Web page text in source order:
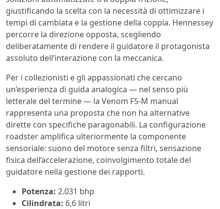
giustificando la scelta con la necessità di ottimizzare i
tempi di cambiata e la gestione della coppia. Hennessey
percorre la direzione opposta, scegliendo
deliberatamente di rendere il guidatore il protagonista
assoluto dell’interazione con la meccanica.
Per i collezionisti e gli appassionati che cercano
un’esperienza di guida analogica — nel senso più
letterale del termine — la Venom F5-M manual
rappresenta una proposta che non ha alternative
dirette con specifiche paragonabili. La configurazione
roadster amplifica ulteriormente la componente
sensoriale: suono del motore senza filtri, sensazione
fisica dell’accelerazione, coinvolgimento totale del
guidatore nella gestione dei rapporti.
Potenza: 2.031 bhp
Cilindrata: 6,6 litri